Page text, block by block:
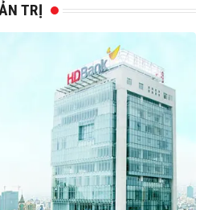
TRỊ